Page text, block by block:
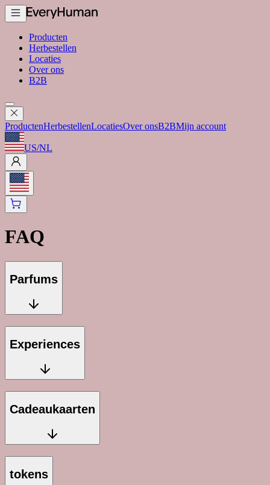
Producten
Herbestellen
Locaties
Over ons
B2B
ProductenHerbestellenLocatiesOver onsB2BMijn account
US/NL
FAQ
Parfums
Experiences
Cadeaukaarten
tokens